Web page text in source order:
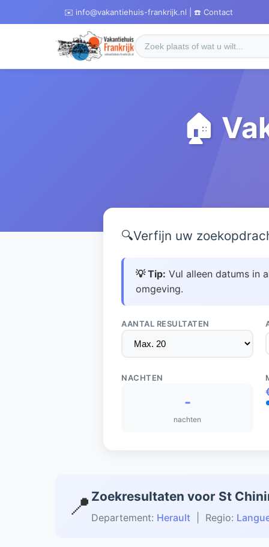
✉️ info@vakantiehuis-frankrijk.nl | ☎️ Contact
🏠
🔍Verfijn uw
💡 Tip: Vul alleen datums in
omgeving.
AANTAL RESULTATEN
NACHTEN
-
nachten
📍 Zoekresultaten voor St
Departement: Herault | Regio: